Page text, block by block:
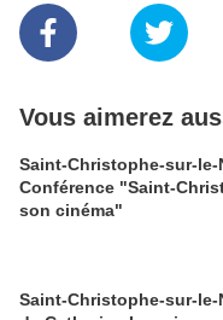
Vous aimerez
Saint-Christophe-sur-le-
Conférence "Saint-
son cinéma"
Saint-Christophe-sur-